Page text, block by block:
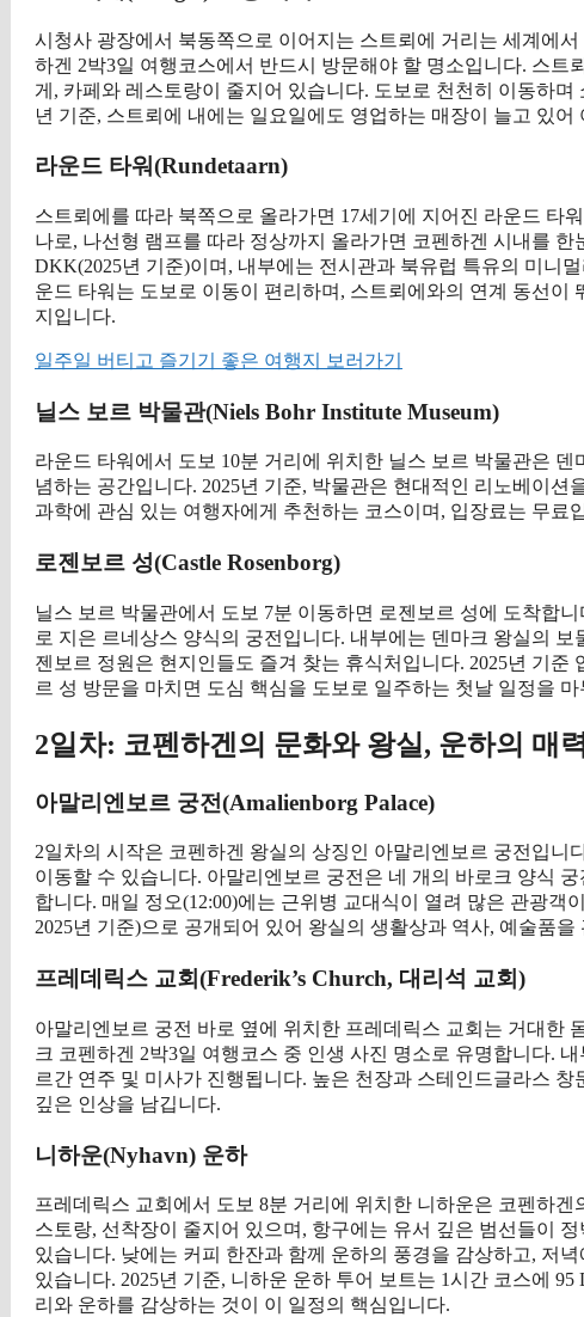
시청사 광장에서 북동쪽으로 이어지는 스트뢰에 거리는 세계에
하겐 2박3일 여행코스에서 반드시 방문해야 할 명소입니다. 스
게, 카페와 레스토랑이 줄지어 있습니다. 도보로 천천히 이동하
년 기준, 스트뢰에 내에는 일요일에도 영업하는 매장이 늘고 있
라운드 타워(Rundetaarn)
스트뢰에를 따라 북쪽으로 올라가면 17세기에 지어진 라운드 타
나로, 나선형 램프를 따라 정상까지 올라가면 코펜하겐 시내를
DKK(2025년 기준)이며, 내부에는 전시관과 북유럽 특유의 미니
운드 타워는 도보로 이동이 편리하며, 스트뢰에와의 연계 동선이
지입니다.
일주일 버티고 즐기기 좋은 여행지 보러가기
닐스 보르 박물관(Niels Bohr Institute Museum)
라운드 타워에서 도보 10분 거리에 위치한 닐스 보르 박물관은
념하는 공간입니다. 2025년 기준, 박물관은 현대적인 리노베이
과학에 관심 있는 여행자에게 추천하는 코스이며, 입장료는 무료
로젠보르 성(Castle Rosenborg)
닐스 보르 박물관에서 도보 7분 이동하면 로젠보르 성에 도착합
로 지은 르네상스 양식의 궁전입니다. 내부에는 덴마크 왕실의
젠보르 정원은 현지인들도 즐겨 찾는 휴식처입니다. 2025년 기
르 성 방문을 마치면 도심 핵심을 도보로 일주하는 첫날 일정을
2일차: 코펜하겐의 문화와 왕실, 운하의 매
아말리엔보르 궁전(Amalienborg Palace)
2일차의 시작은 코펜하겐 왕실의 상징인 아말리엔보르 궁전입니
이동할 수 있습니다. 아말리엔보르 궁전은 네 개의 바로크 양식
합니다. 매일 정오(12:00)에는 근위병 교대식이 열려 많은 관광객
2025년 기준)으로 공개되어 있어 왕실의 생활상과 역사, 예술품을
프레데릭스 교회(Frederik’s Church, 대리석 교회)
아말리엔보르 궁전 바로 옆에 위치한 프레데릭스 교회는 거대한
크 코펜하겐 2박3일 여행코스 중 인생 사진 명소로 유명합니다.
르간 연주 및 미사가 진행됩니다. 높은 천장과 스테인드글라스
깊은 인상을 남깁니다.
니하운(Nyhavn) 운하
프레데릭스 교회에서 도보 8분 거리에 위치한 니하운은 코펜하
스토랑, 선착장이 줄지어 있으며, 항구에는 유서 깊은 범선들이
있습니다. 낮에는 커피 한잔과 함께 운하의 풍경을 감상하고, 저
있습니다. 2025년 기준, 니하운 운하 투어 보트는 1시간 코스에
리와 운하를 감상하는 것이 이 일정의 핵심입니다.